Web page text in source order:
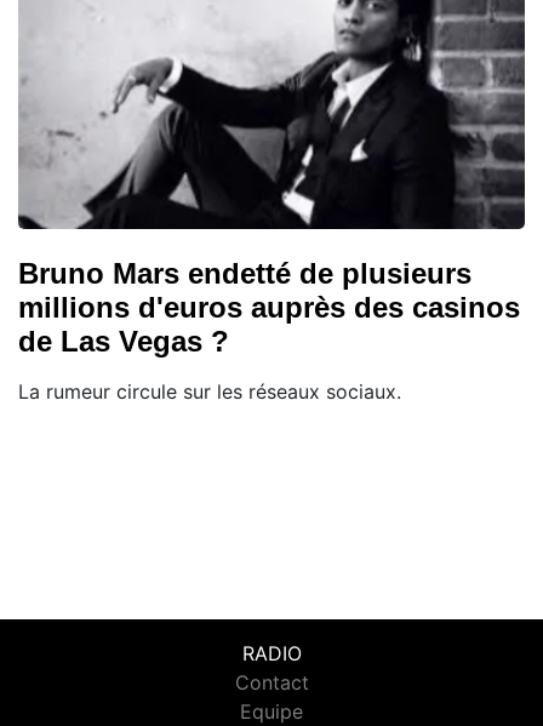
Bruno Mars endetté de plusieurs
millions d'euros auprès des casinos
de Las Vegas ?
La rumeur circule sur les réseaux sociaux.
RADIO
Contact
Equipe